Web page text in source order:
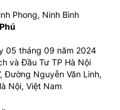
Phong, Ninh Bình
05 tháng 09 năm 2024
và Đầu Tư TP Hà Nội
Đường Nguyễn Văn Linh,
Nội, Việt Nam